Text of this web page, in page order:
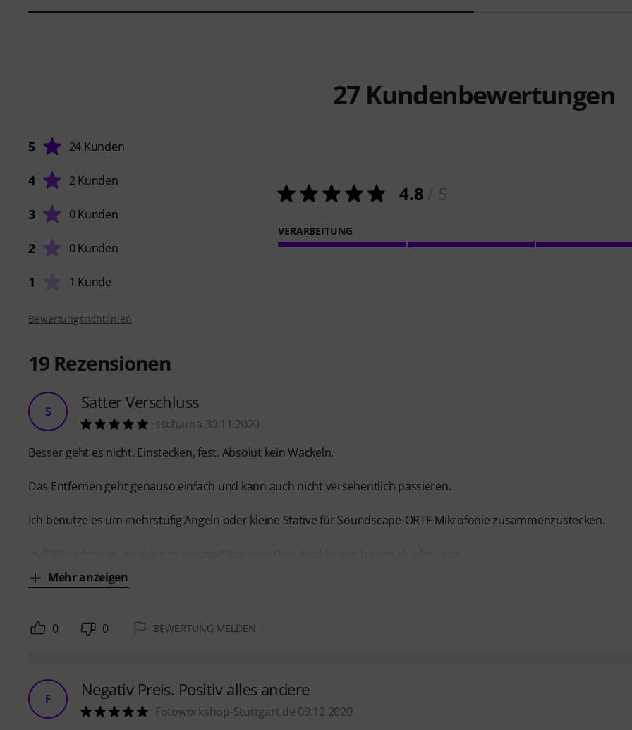
27Kundenbewertungen
5 24 Kunden
4 2 Kunden
3 0 Kunden
2 0 Kunden
1 1 Kunde
4.8
VERARBEITUNG
Bewertungsrichtlinien
19 Rezensionen
S Satter Verschluss
sscharna 30.11.2020
Besser geht es nicht. Einstecken, fest. Absolut kein Wackeln.
Das Entfernen geht genauso einfach und kann auch nicht versehentlich passieren.
Ich benutze es um mehrstufig Angeln oder kleine Stative für Soundscape-ORTF-Mikrofonie zusammenzustecken.
Mehr anzeigen
0 0 BEWERTUNG MELDEN
F Negativ Preis. Positiv alles andere
Fotoworkshop-Stuttgart.de 09.12.2020